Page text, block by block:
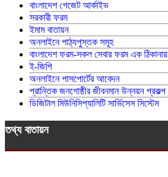
বাংলাদেশ গেজেট আর্কাইভ
সরকারী ফরম
ইমাম বাতায়ন
অনলাইনে পাঠ্যপুস্তক সমূহ
বাংলাদেশ ফরম-সকল সেবার ফরম এক ঠিকানায়
ই-জিপি
অনলাইনে পাসপোর্টের আবেদন
প্রান্তিক জনগোষ্ঠীর জীবনমান উন্নয়ন প্রকল্প
ডিজিটাল মিউনিসিপ্যালিটি সার্ভিসেস সিস্টেম
তথ্য বাতায়ন